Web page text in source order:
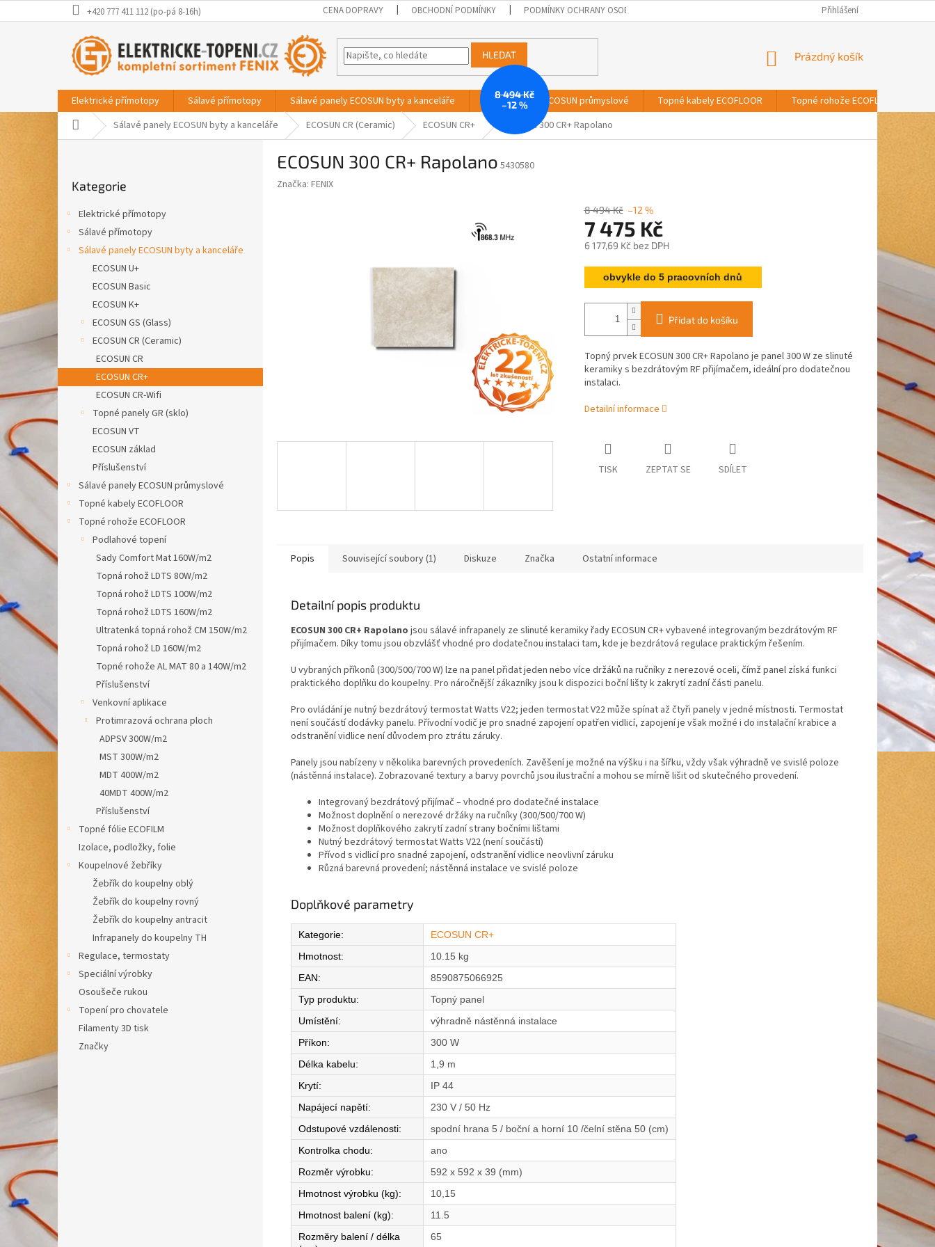
na
+420 777 411 112 (po-pá 8-16h) CENA DOPRAVY OBCHODNÍ PODMÍNKY PODMÍNKY OCHRANY OSOBNÍCH ÚDAJŮ Přihlášení
HLEDAT
NÁKUPNÍ
Prázdný košík
Elektrické přímotopy Sálavé přímotopy Sálavé panely ECOSUN byty a kanceláře Sálavé panely ECOSUN průmyslové Topné kabely ECOFLOOR Topné rohože ECOFLOOR
Domů Sálavé panely ECOSUN byty a kanceláře ECOSUN CR (Ceramic) ECOSUN CR+ ECOSUN 300 CR+ Rapolano
a
e
kategorie
Kategorie
Elektrické přímotopy
Sálavé přímotopy
Sálavé panely ECOSUN byty a kanceláře
ECOSUN U+
ECOSUN Basic
ECOSUN K+
ECOSUN GS (Glass)
ECOSUN CR (Ceramic)
ECOSUN CR
ECOSUN CR+
ECOSUN CR-Wifi
Topné panely GR (sklo)
ECOSUN VT
ECOSUN základ
Příslušenství
Sálavé panely ECOSUN průmyslové
Topné kabely ECOFLOOR
Topné rohože ECOFLOOR
Podlahové topení
Sady Comfort Mat 160W/m2
Topná rohož LDTS 80W/m2
Topná rohož LDTS 100W/m2
Topná rohož LDTS 160W/m2
Ultratenká topná rohož CM 150W/m2
Topná rohož LD 160W/m2
Topné rohože AL MAT 80 a 140W/m2
Příslušenství
Venkovní aplikace
Protimrazová ochrana ploch
ADPSV 300W/m2
MST 300W/m2
MDT 400W/m2
40MDT 400W/m2
Příslušenství
Topné fólie ECOFILM
Izolace, podložky, folie
Koupelnové žebříky
Žebřík do koupelny oblý
Žebřík do koupelny rovný
Žebřík do koupelny antracit
Infrapanely do koupelny TH
Regulace, termostaty
Speciální výrobky
Osoušeče rukou
Topení pro chovatele
Filamenty 3D tisk
Značky
ECOSUN 300 CR+ Rapolano 5430580
Značka: FENIX
8 494 Kč
–12 %
8 494 Kč –12 %
7 475 Kč
6 177,69 Kč bez DPH
Měrná
cena:obvykle do 5 pracovních dnů
Přidat do košíku
Topný prvek ECOSUN 300 CR+ Rapolano je panel 300 W ze slinuté
keramiky s bezdrátovým RF přijímačem, ideální pro dodatečnou
instalaci.
Detailní informace
TISK ZEPTAT SE SDÍLET
Popis Související soubory (1) Diskuze Značka Ostatní informace
Detailní popis produktu
ECOSUN 300 CR+ Rapolano jsou sálavé infrapanely ze slinuté keramiky řady ECOSUN CR+ vybavené integrovaným bezdrátovým RF
přijímačem. Díky tomu jsou obzvlášť vhodné pro dodatečnou instalaci tam, kde je bezdrátová regulace praktickým řešením.
U vybraných příkonů (300/500/700 W) lze na panel přidat jeden nebo více držáků na ručníky z nerezové oceli, čímž panel získá funkci
praktického doplňku do koupelny. Pro náročnější zákazníky jsou k dispozici boční lišty k zakrytí zadní části panelu.
Pro ovládání je nutný bezdrátový termostat Watts V22; jeden termostat V22 může spínat až čtyři panely v jedné místnosti. Termostat
není součástí dodávky panelu. Přívodní vodič je pro snadné zapojení opatřen vidlicí, zapojení je však možné i do instalační krabice a
odstranění vidlice není důvodem pro ztrátu záruky.
Panely jsou nabízeny v několika barevných provedeních. Zavěšení je možné na výšku i na šířku, vždy však výhradně ve svislé poloze
(nástěnná instalace). Zobrazované textury a barvy povrchů jsou ilustrační a mohou se mírně lišit od skutečného provedení.
Integrovaný bezdrátový přijímač – vhodné pro dodatečné instalace
Možnost doplnění o nerezové držáky na ručníky (300/500/700 W)
Možnost doplňkového zakrytí zadní strany bočními lištami
Nutný bezdrátový termostat Watts V22 (není součástí)
Přívod s vidlicí pro snadné zapojení, odstranění vidlice neovlivní záruku
Různá barevná provedení; nástěnná instalace ve svislé poloze
Doplňkové parametry
Kategorie:
ECOSUN CR+
Hmotnost:
10.15 kg
EAN:
8590875066925
Typ produktu:
Topný panel
Umístění:
výhradně nástěnná instalace
Příkon:
300 W
Délka kabelu:
1,9 m
Krytí:
IP 44
Napájecí napětí:
230 V / 50 Hz
Odstupové vzdálenosti:
spodní hrana 5 / boční a horní 10 /čelní stěna 50 (cm)
Kontrolka chodu:
ano
Rozměr výrobku:
592 x 592 x 39 (mm)
Hmotnost výrobku (kg):
10,15
Hmotnost balení (kg):
11.5
Rozměry balení / délka
65